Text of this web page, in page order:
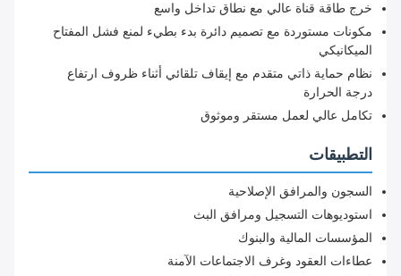
خرج طاقة قناة عالي مع نطاق تداخل واسع
مكونات مستوردة مع تصميم دائرة بدء بطيء لمنع فشل المفتاح
الميكانيكي
نظام حماية ذاتي متقدم مع إيقاف تلقائي أثناء ظروف ارتفاع
درجة الحرارة
تكامل عالي لعمل مستقر وموثوق
التطبيقات
السجون والمرافق الإصلاحية
استوديوهات التسجيل ومرافق البث
المؤسسات المالية والبنوك
عطاءات العقود وغرف الاجتماعات الآمنة